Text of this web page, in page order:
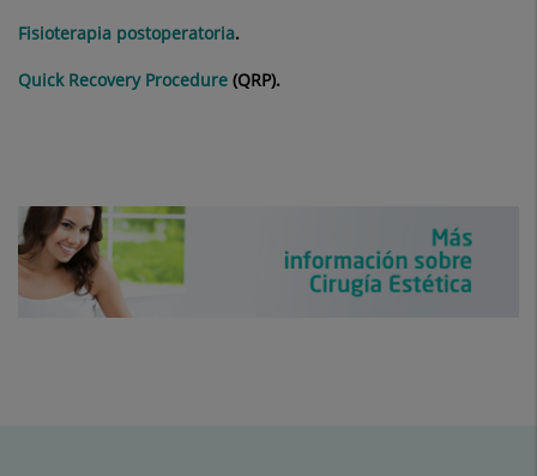
Fisioterapia postoperatoria.
Quick Recovery Procedure (QRP).